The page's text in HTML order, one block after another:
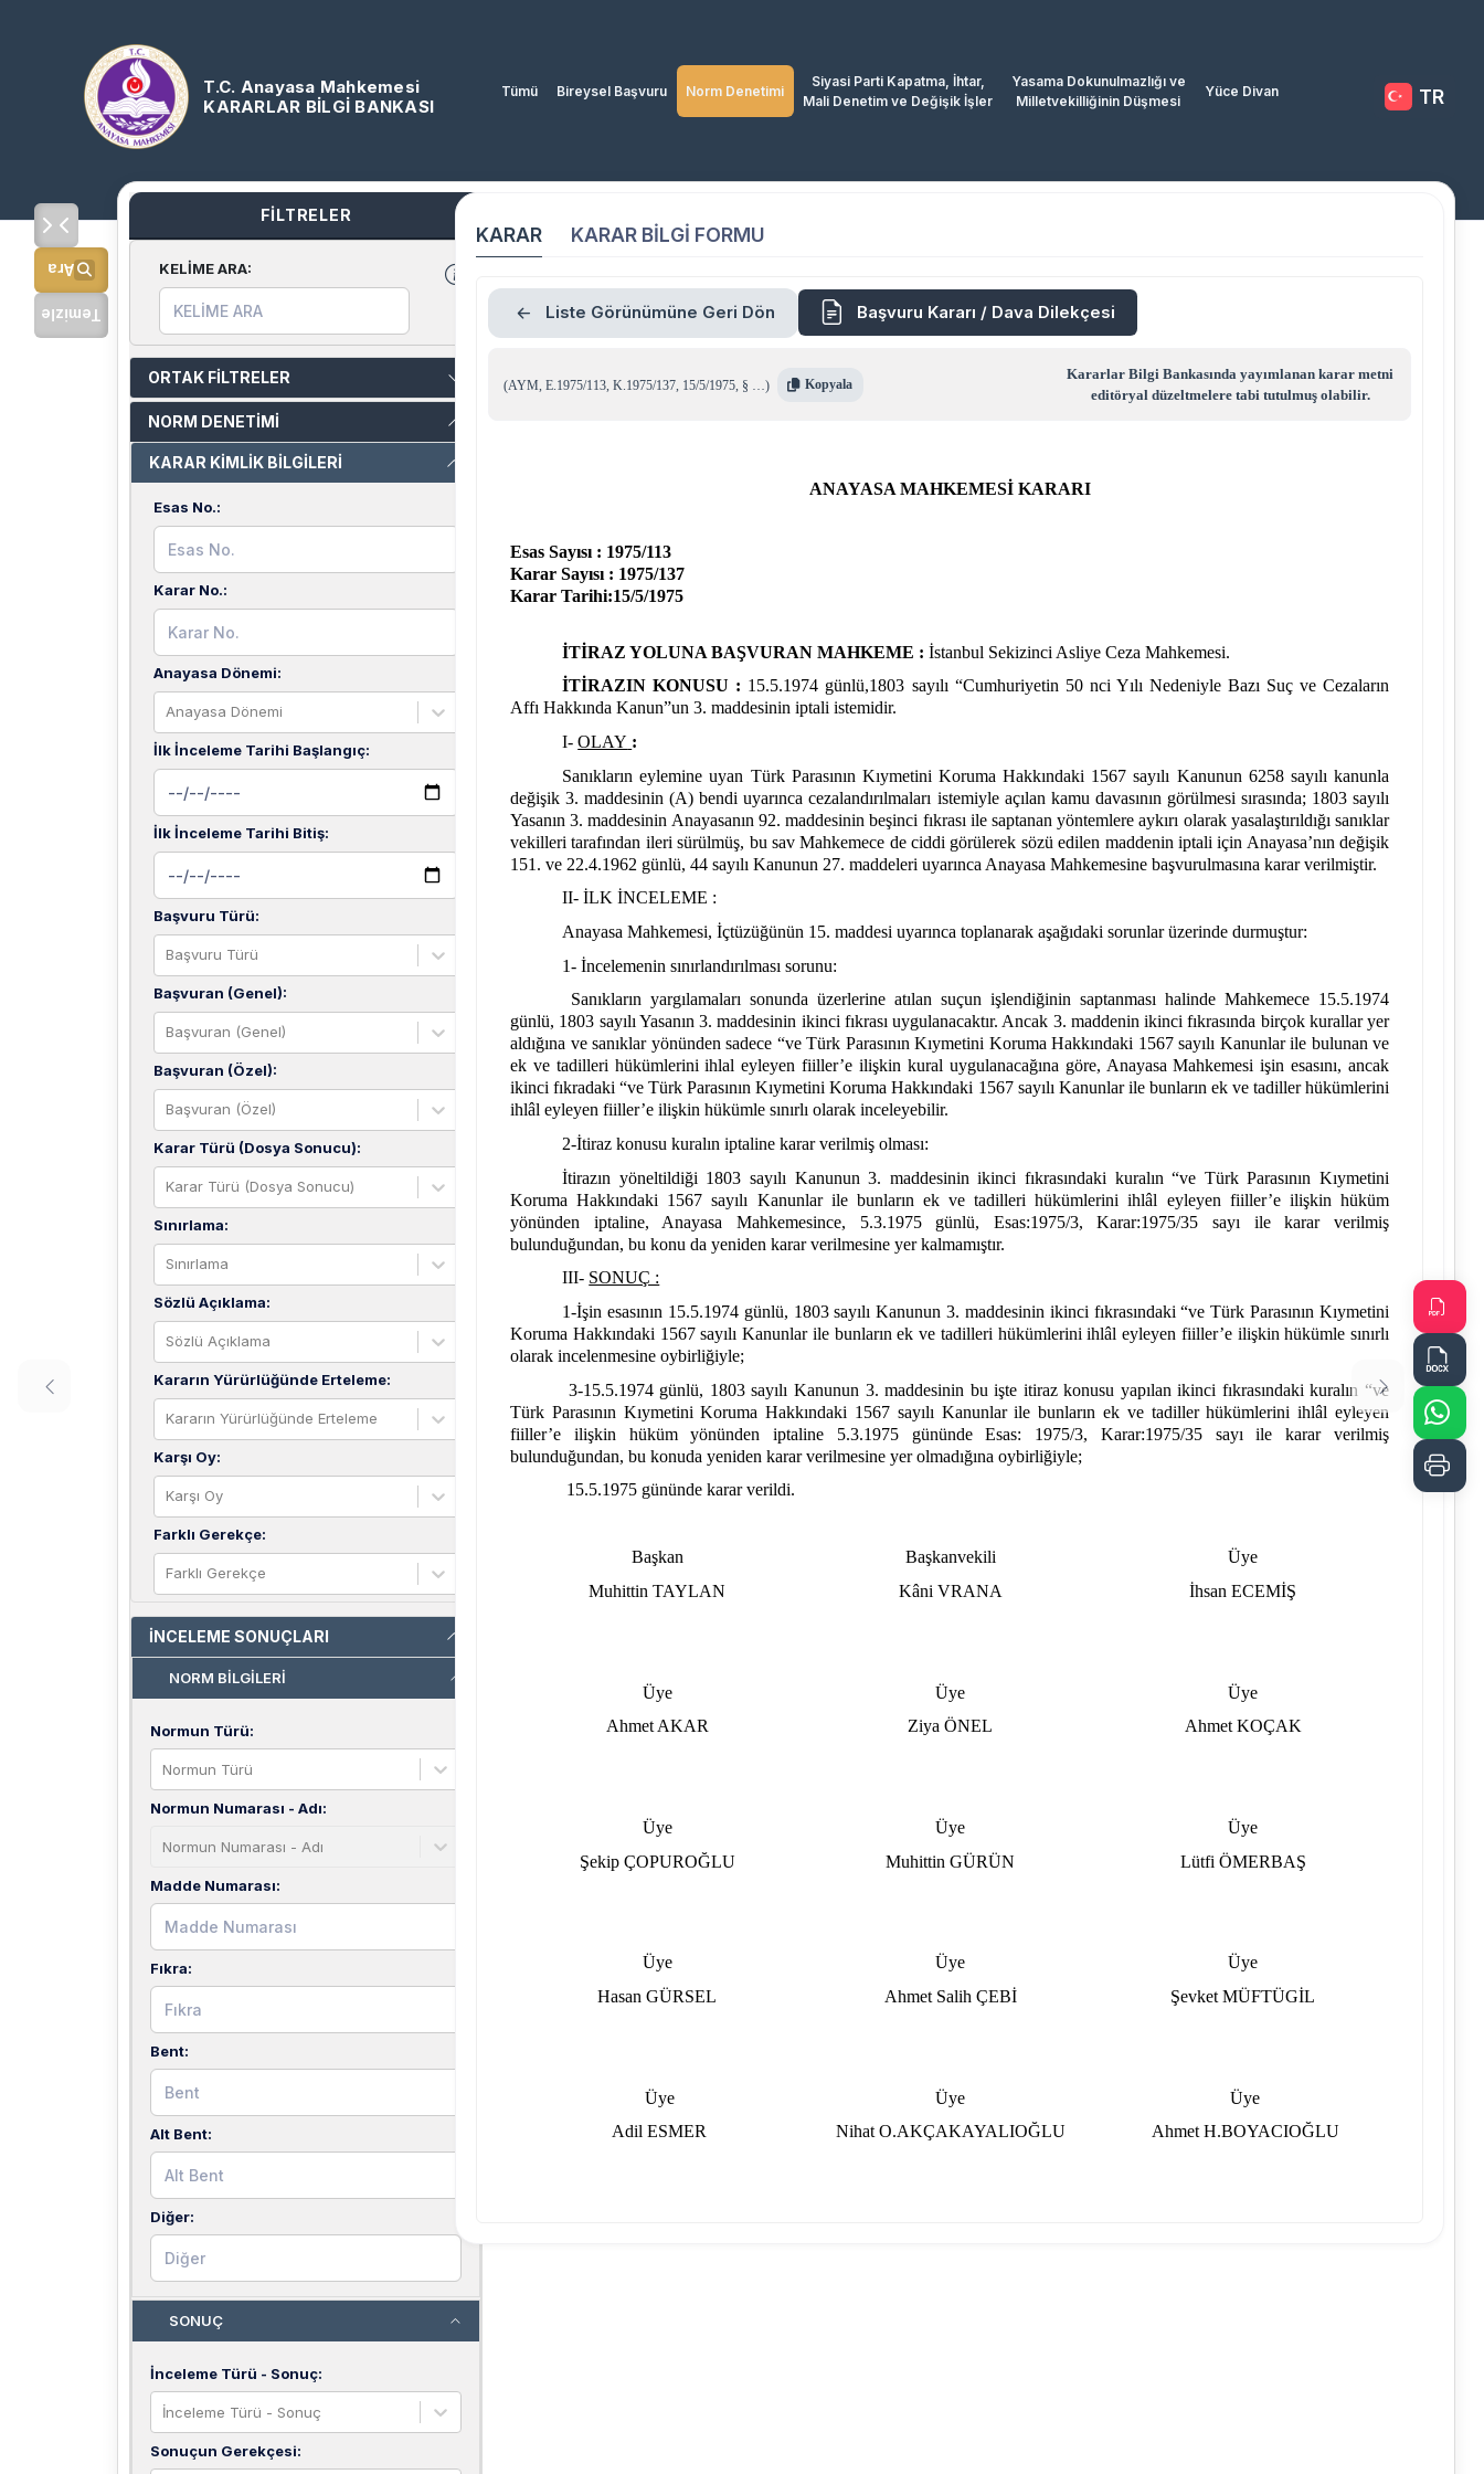
T.C. Anayasa Mahkemesi
KARARLAR BİLGİ BANKASI
Tümü Bireysel Başvuru Norm Denetimi
Siyasi Parti Kapatma, İhtar,
Mali Denetim ve Değişik İşler
Yasama Dokunulmazlığı ve
Milletvekilliğinin Düşmesi
Yüce Divan TR
Ara
Temizle
FİLTRELER
KELİME ARA:
ORTAK FİLTRELER
NORM DENETİMİ
KARAR KİMLİK BİLGİLERİ
Esas No.:
Karar No.:
Anayasa Dönemi:
Anayasa Dönemi
İlk İnceleme Tarihi Başlangıç:
İlk İnceleme Tarihi Bitiş:
Başvuru Türü:
Başvuru Türü
Başvuran (Genel):
Başvuran (Genel)
Başvuran (Özel):
Başvuran (Özel)
Karar Türü (Dosya Sonucu):
Karar Türü (Dosya Sonucu)
Sınırlama:
Sınırlama
Sözlü Açıklama:
Sözlü Açıklama
Kararın Yürürlüğünde Erteleme:
Kararın Yürürlüğünde Erteleme
Karşı Oy:
Karşı Oy
Farklı Gerekçe:
Farklı Gerekçe
İNCELEME SONUÇLARI
NORM BİLGİLERİ
Normun Türü:
Normun Türü
Normun Numarası - Adı:
Normun Numarası - Adı
Madde Numarası:
Fıkra:
Bent:
Alt Bent:
Diğer:
SONUÇ
İnceleme Türü - Sonuç:
İnceleme Türü - Sonuç
Sonuçun Gerekçesi:
KARAR KARAR BİLGİ FORMU
Liste Görünümüne Geri Dön Başvuru Kararı / Dava Dilekçesi
(AYM, E.1975/113, K.1975/137, 15/5/1975, § …) Kopyala
Kararlar Bilgi Bankasında yayımlanan karar metni
editöryal düzeltmelere tabi tutulmuş olabilir.